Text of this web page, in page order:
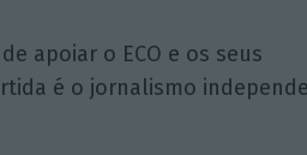
apoiar o ECO e os seus
é o jornalismo